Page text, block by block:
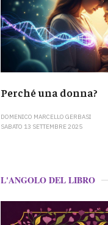
Perché una donna?
DOMENICO MARCELLO GERBASI
SABATO 13 SETTEMBRE 2025
L'ANGOLO DEL LIBRO